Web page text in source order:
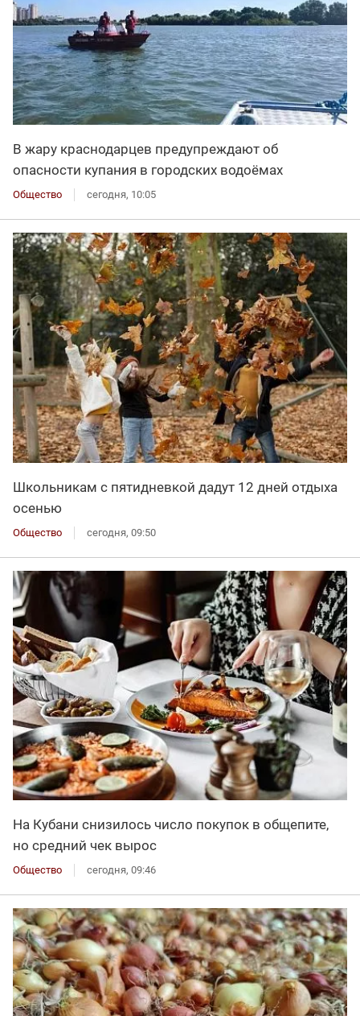
В жару краснодарцев предупреждают об
опасности купания в городских водоёмах
Общество сегодня, 10:05
Школьникам с пятидневкой дадут 12 дней отдыха
осенью
Общество сегодня, 09:50
На Кубани снизилось число покупок в общепите,
но средний чек вырос
Общество сегодня, 09:46